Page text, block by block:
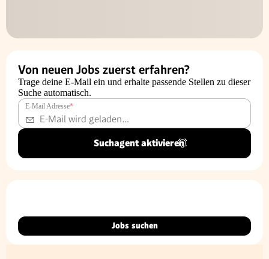
Von neuen Jobs zuerst erfahren?
Trage deine E-Mail ein und erhalte passende Stellen zu dieser
Suche automatisch.
E-Mail Adresse*
Suchagent aktivieren
Jobs suchen